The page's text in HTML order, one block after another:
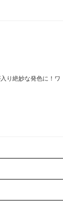
り絶妙な発色に！ワ